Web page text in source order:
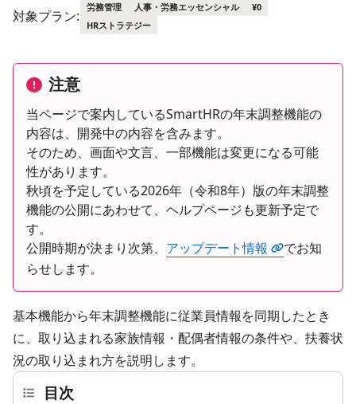
対象プラン:
労務管理 人事・労務エッセンシャル
¥0
HRストラテジー
注意
当ページで案内しているSmartHRの年末調整機能の
内容は、開発中の内容を含みます。
そのため、画面や文言、一部機能は変更になる可能
性があります。
秋頃を予定している2026年（令和8年）版の年末調整
機能の公開にあわせて、ヘルプページも更新予定で
す。
公開時期が決まり次第、 アップデート情報
でお知
らせします。
基本機能から年末調整機能に従業員情報を同期したとき
に、取り込まれる家族情報・配偶者情報の条件や、扶養状
況の取り込まれ方を説明します。
目次